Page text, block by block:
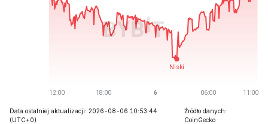
Data ostatniej aktualizacji: 2026-08-06 10:53:44
(UTC+0)
Źródło danych:
CoinGecko